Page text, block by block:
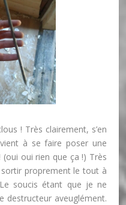
! Très clairement, s’en
à se faire poser une
oui rien que ça !) Très
sortir proprement le tout à
soucis étant que je ne
destructeur aveuglément.